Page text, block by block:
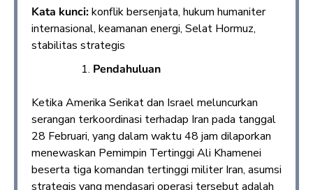
Kata kunci:konflik bersenjata, hukum humaniter
internasional, keamanan energi, Selat Hormuz,
stabilitas strategis
Pendahuluan
Ketika Amerika Serikat dan Israel meluncurkan
serangan terkoordinasi terhadap Iran pada tanggal
28 Februari, yang dalam waktu 48 jam dilaporkan
menewaskan Pemimpin Tertinggi Ali Khamenei
beserta tiga komandan tertinggi militer Iran, asumsi
strategis yang mendasari operasi tersebut adalah